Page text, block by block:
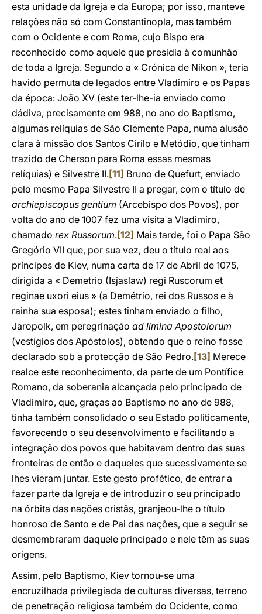
esta unidade da Igreja e da Europa; por isso, manteve
relações não só com Constantinopla, mas também
com o Ocidente e com Roma, cujo Bispo era
reconhecido como aquele que presidia à comunhão
de toda a Igreja. Segundo a « Crónica de Nikon », teria
havido permuta de legados entre Vladimiro e os Papas
da época: João XV (este ter-lhe-ia enviado como
dádiva, precisamente em 988, no ano do Baptismo,
algumas relíquias de São Clemente Papa, numa alusão
clara à missão dos Santos Cirilo e Metódio, que tinham
trazido de Cherson para Roma essas mesmas
relíquias) e Silvestre II.[11] Bruno de Quefurt, enviado
pelo mesmo Papa Silvestre II a pregar, com o título de
archiepiscopus gentium (Arcebispo dos Povos), por
volta do ano de 1007 fez uma visita a Vladimiro,
chamado rex Russorum.[12] Mais tarde, foi o Papa São
Gregório VII que, por sua vez, deu o título real aos
príncipes de Kiev, numa carta de 17 de Abril de 1075,
dirigida a « Demetrio (Isjaslaw) regi Ruscorum et
reginae uxori eius » (a Demétrio, rei dos Russos e à
rainha sua esposa); estes tinham enviado o filho,
Jaropolk, em peregrinação ad limina Apostolorum
(vestígios dos Apóstolos), obtendo que o reino fosse
declarado sob a protecção de São Pedro.[13] Merece
realce este reconhecimento, da parte de um Pontífice
Romano, da soberania alcançada pelo principado de
Vladimiro, que, graças ao Baptismo no ano de 988,
tinha também consolidado o seu Estado politicamente,
favorecendo o seu desenvolvimento e facilitando a
integração dos povos que habitavam dentro das suas
fronteiras de então e daqueles que sucessivamente se
lhes vieram juntar. Este gesto profético, de entrar a
fazer parte da Igreja e de introduzir o seu principado
na órbita das nações cristãs, granjeou-lhe o título
honroso de Santo e de Pai das nações, que a seguir se
desmembraram daquele principado e nele têm as suas
origens.
Assim, pelo Baptismo, Kiev tornou-se uma
encruzilhada privilegiada de culturas diversas, terreno
de penetração religiosa também do Ocidente, como